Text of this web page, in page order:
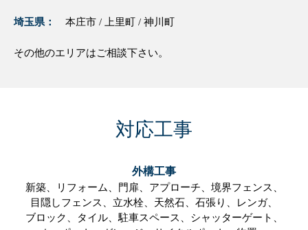
埼玉県： 本庄市 / 上里町 / 神川町
その他のエリアはご相談下さい。
対応工事
外構工事
新築、 リフォーム、 門扉、 アプローチ、 境界フェンス、
目隠しフェンス、 立水栓、 天然石、 石張り、
レンガ、
ブロック、
タイル、 駐車スペース、 シャッターゲート、